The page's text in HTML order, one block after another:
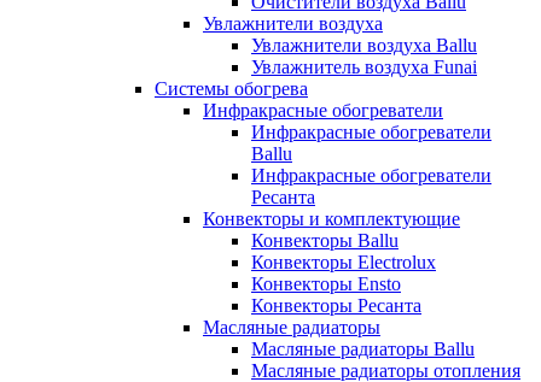
Увлажнители воздуха
Увлажнители воздуха Ballu
Увлажнитель воздуха Funai
Системы обогрева
Инфракрасные обогреватели
Инфракрасные обогреватели
Ballu
Инфракрасные обогреватели
Ресанта
Конвекторы и комплектующие
Конвекторы Ballu
Конвекторы Electrolux
Конвекторы Ensto
Конвекторы Ресанта
Масляные радиаторы
Масляные радиаторы Ballu
Масляные радиаторы отопления